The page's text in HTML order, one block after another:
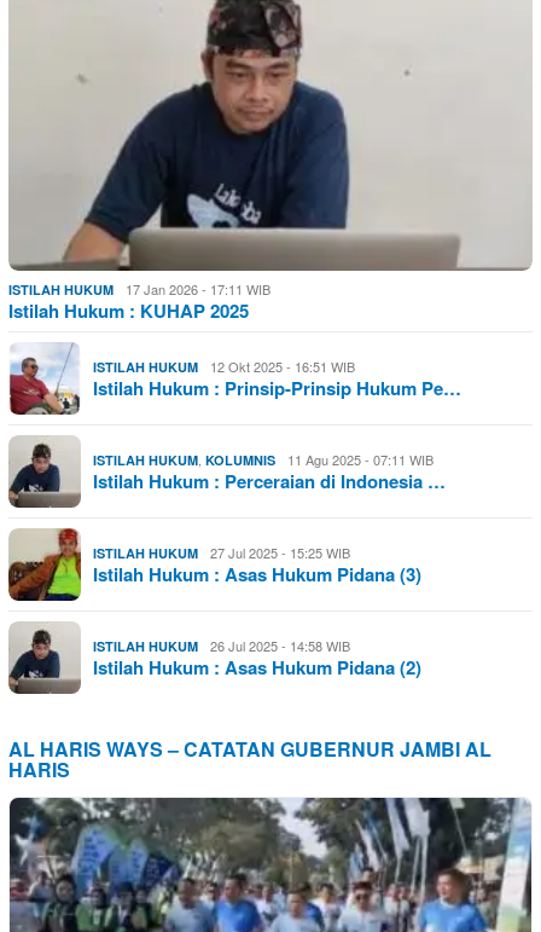
ISTILAH HUKUM 17 Jan 2026 - 17:11 WIB
Istilah Hukum : KUHAP 2025
ISTILAH HUKUM 12 Okt 2025 - 16:51 WIB
Istilah Hukum : Prinsip-Prinsip Hukum Pe…
ISTILAH HUKUM, KOLUMNIS 11 Agu 2025 - 07:11 WIB
Istilah Hukum : Perceraian di Indonesia …
ISTILAH HUKUM 27 Jul 2025 - 15:25 WIB
Istilah Hukum : Asas Hukum Pidana (3)
ISTILAH HUKUM 26 Jul 2025 - 14:58 WIB
Istilah Hukum : Asas Hukum Pidana (2)
AL HARIS WAYS – CATATAN GUBERNUR JAMBI AL
HARIS